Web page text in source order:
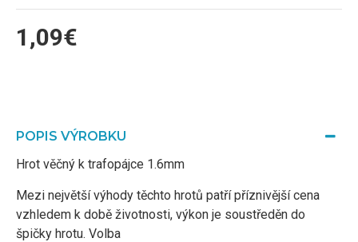
1,09€
POPIS VÝROBKU
Hrot věčný k trafopájce 1.6mm
Mezi největší výhody těchto hrotů patří příznivější cena
vzhledem k době životnosti, výkon je soustředěn do
špičky hrotu. Volba